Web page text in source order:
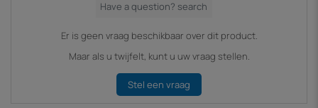
Er is geen vraag beschikbaar over dit product.
Maar als u twijfelt, kunt u uw vraag stellen.
Stel een vraag